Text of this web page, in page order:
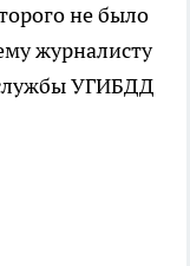
не было
журналисту
УГИБДД